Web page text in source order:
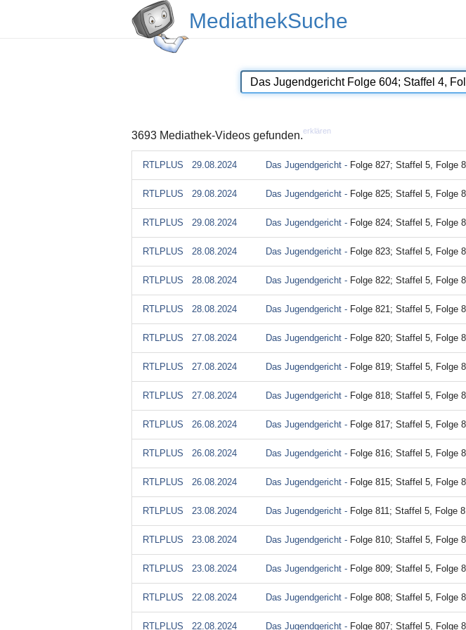
MediathekSuche
3693 Mediathek-Videos gefunden.erklären
RTLPLUS 29.08.2024 Das Jugendgericht - Folge 827; Staffel 5, Folge
RTLPLUS 29.08.2024 Das Jugendgericht - Folge 825; Staffel 5, Folge
RTLPLUS 29.08.2024 Das Jugendgericht - Folge 824; Staffel 5, Folge
RTLPLUS 28.08.2024 Das Jugendgericht - Folge 823; Staffel 5, Folge
RTLPLUS 28.08.2024 Das Jugendgericht - Folge 822; Staffel 5, Folge
RTLPLUS 28.08.2024 Das Jugendgericht - Folge 821; Staffel 5, Folge
RTLPLUS 27.08.2024 Das Jugendgericht - Folge 820; Staffel 5, Folge
RTLPLUS 27.08.2024 Das Jugendgericht - Folge 819; Staffel 5, Folge
RTLPLUS 27.08.2024 Das Jugendgericht - Folge 818; Staffel 5, Folge
RTLPLUS 26.08.2024 Das Jugendgericht - Folge 817; Staffel 5, Folge
RTLPLUS 26.08.2024 Das Jugendgericht - Folge 816; Staffel 5, Folge
RTLPLUS 26.08.2024 Das Jugendgericht - Folge 815; Staffel 5, Folge
RTLPLUS 23.08.2024 Das Jugendgericht - Folge 811; Staffel 5, Folge
RTLPLUS 23.08.2024 Das Jugendgericht - Folge 810; Staffel 5, Folge
RTLPLUS 23.08.2024 Das Jugendgericht - Folge 809; Staffel 5, Folge
RTLPLUS 22.08.2024 Das Jugendgericht - Folge 808; Staffel 5, Folge
RTLPLUS 22.08.2024 Das Jugendgericht - Folge 807; Staffel 5, Folge